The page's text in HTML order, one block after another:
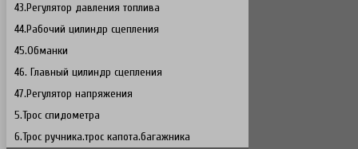
43.Регулятор давления топлива
44.Рабочий цилиндр сцепления
45.Обманки
46. Главный цилиндр сцепления
47.Регулятор напряжения
5.Трос спидометра
6.Трос ручника.трос капота.багажника